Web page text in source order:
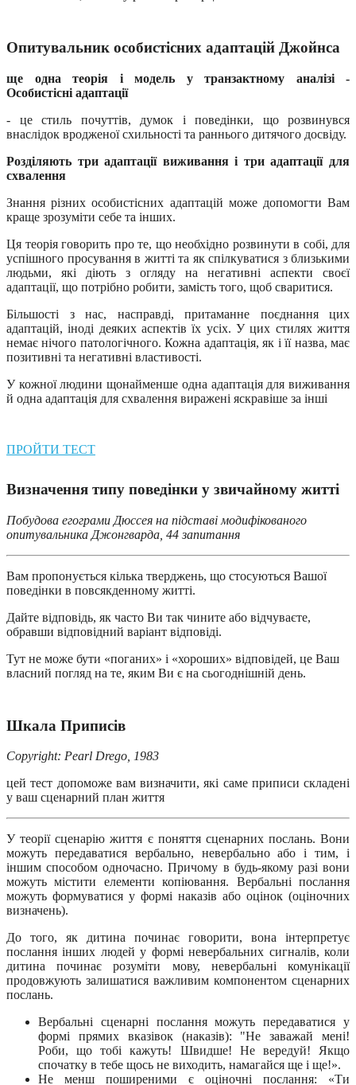
Опитувальник особистісних адаптацій Джойнса
ще одна теорія і модель у транзактному аналізі -
Особистісні адаптації
- це стиль почуттів, думок і поведінки, що розвинувся
внаслідок вродженої схильності та раннього дитячого досвіду.
Розділяють три адаптації виживання і три адаптації для
схвалення
Знання різних особистісних адаптацій може допомогти Вам
краще зрозуміти себе та інших.
Ця теорія говорить про те, що необхідно розвинути в собі, для
успішного просування в житті та як спілкуватися з близькими
людьми, які діють з огляду на негативні аспекти своєї
адаптації, що потрібно робити, замість того, щоб сваритися.
Більшості з нас, насправді, притаманне поєднання цих
адаптацій, іноді деяких аспектів їх усіх. У цих стилях життя
немає нічого патологічного. Кожна адаптація, як і її назва, має
позитивні та негативні властивості.
У кожної людини щонайменше одна адаптація для виживання
й одна адаптація для схвалення виражені яскравіше за інші
ПРОЙТИ ТЕСТ
Визначення типу поведінки у звичайному житті
Побудова егограми Дюссея на підставі модифікованого
опитувальника Джонгварда, 44 запитання
Вам пропонується кілька тверджень, що стосуються Вашої
поведінки в повсякденному житті.
Дайте відповідь, як часто Ви так чините або відчуваєте,
обравши відповідний варіант відповіді.
Тут не може бути «поганих» і «хороших» відповідей, це Ваш
власний погляд на те, яким Ви є на сьогоднішній день.
Шкала Приписів
Copyright: Pearl Drego, 1983
цей тест допоможе вам визначити, які саме приписи складені
у ваш сценарний план життя
У теорії сценарію життя є поняття сценарних послань. Вони
можуть передаватися вербально, невербально або і тим, і
іншим способом одночасно. Причому в будь-якому разі вони
можуть містити елементи копіювання. Вербальні послання
можуть формуватися у формі наказів або оцінок (оціночних
визначень).
До того, як дитина починає говорити, вона інтерпретує
послання інших людей у формі невербальних сигналів, коли
дитина починає розуміти мову, невербальні комунікації
продовжують залишатися важливим компонентом сценарних
послань.
Вербальні сценарні послання можуть передаватися у
формі прямих вказівок (наказів): "Не заважай мені!
Роби, що тобі кажуть! Швидше! Не вередуй! Якщо
спочатку в тебе щось не виходить, намагайся ще і ще!».
Не менш поширеними є оціночні послання: «Ти